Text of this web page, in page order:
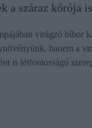
a száraz kórója
virágzó bíbor
hanem a
is létfontosságú